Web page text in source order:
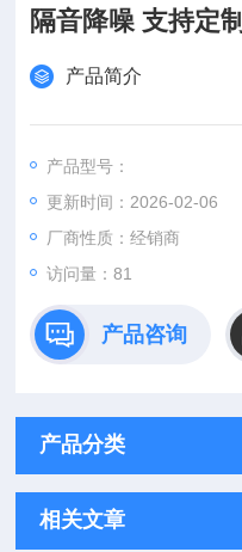
隔音降噪 支持定制
产品简介
产品型号：
更新时间：2026-02-06
厂商性质：经销商
访问量：81
产品咨询
产品分类
相关文章